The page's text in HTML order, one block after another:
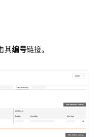
其编号链接。